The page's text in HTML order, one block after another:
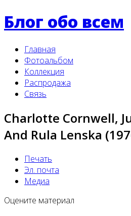
Блог обо всем
Главная
Фотоальбом
Коллекция
Распродажа
Связь
Charlotte Cornwell,
And Rula Lenska
Печать
Эл. почта
Медиа
Оцените материал